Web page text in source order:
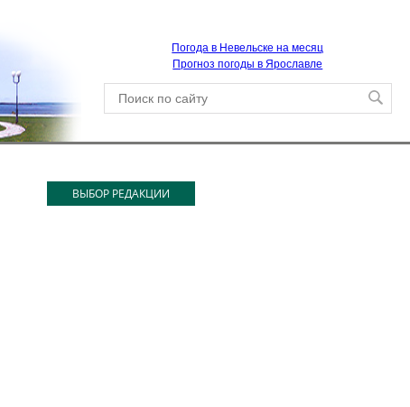
Погода в Невельске на месяц
Прогноз погоды в Ярославле
ВЫБОР РЕДАКЦИИ